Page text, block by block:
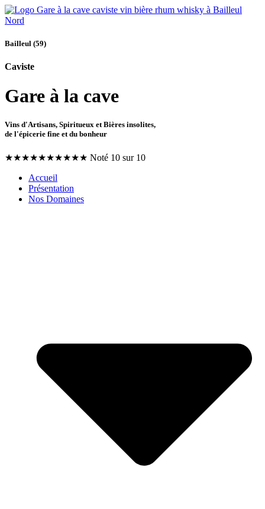
Bailleul (59)
Caviste
Gare à la cave
Vins d'Artisans, Spiritueux et Bières insolites,
de l'épicerie fine et du bonheur
★★★★★★★★★★ Noté 10 sur 10
Accueil
Présentation
Nos Domaines